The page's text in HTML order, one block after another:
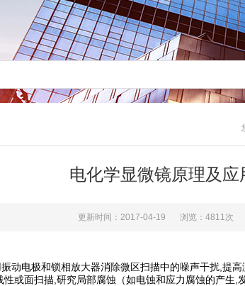
电化学显微镜原理及应
更新时间：2017-04-19 浏览：4811次
电极和锁相放大器消除微区扫描中的噪声干扰,提高
或面扫描,研究局部腐蚀（如电蚀和应力腐蚀的产生